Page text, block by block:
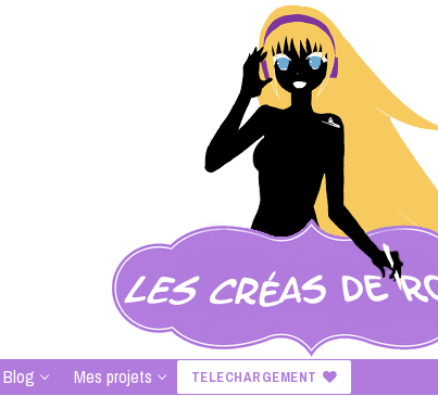
Blog Mes projets TELECHARGEMENT